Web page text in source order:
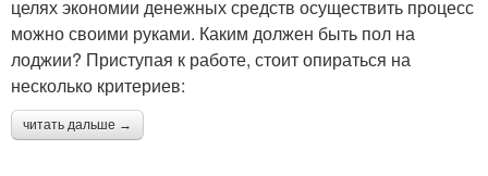
целях экономии денежных средств осуществить процесс
можно своими руками. Каким должен быть пол на
лоджии? Приступая к работе, стоит опираться на
несколько критериев:
читать дальше →